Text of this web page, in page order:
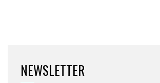
NEWSLETTER